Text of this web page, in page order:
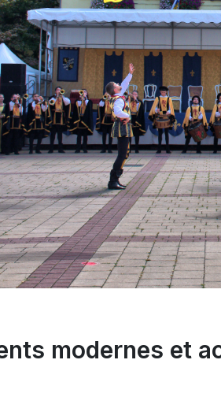
modernes et